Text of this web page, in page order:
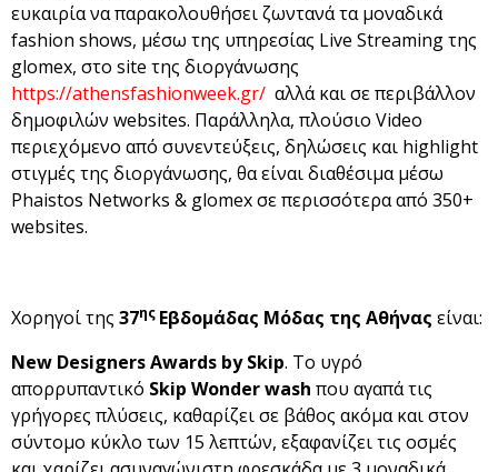
ευκαιρία να παρακολουθήσει ζωντανά τα μοναδικά
fashion shows, μέσω της υπηρεσίας Live Streaming της
glomex, στο site της διοργάνωσης
https://athensfashionweek.gr/ αλλά και σε περιβάλλον
δημοφιλών websites. Παράλληλα, πλούσιο Video
περιεχόμενο από συνεντεύξεις, δηλώσεις και highlight
στιγμές της διοργάνωσης, θα είναι διαθέσιμα μέσω
Phaistos Networks & glomex σε περισσότερα από 350+
websites.
Χορηγοί της 37ης Εβδομάδας Μόδας της Αθήνας είναι:
New Designers Awards by Skip. Το υγρό
απορρυπαντικό Skip Wonder wash που αγαπά τις
γρήγορες πλύσεις, καθαρίζει σε βάθος ακόμα και στον
σύντομο κύκλο των 15 λεπτών, εξαφανίζει τις οσμές